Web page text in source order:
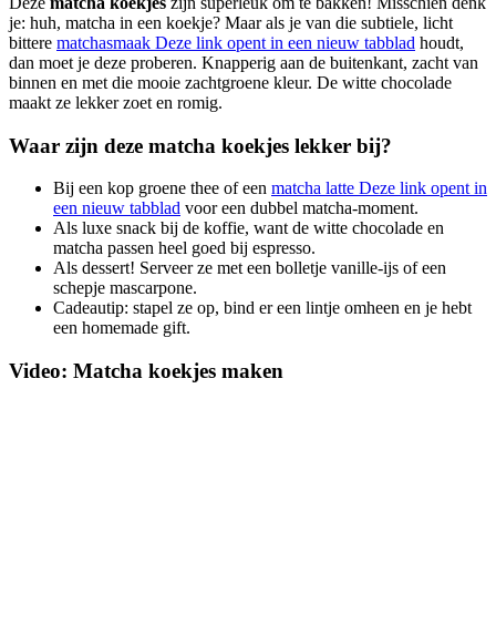
je: huh, matcha in een koekje? Maar als je van die subtiele, licht
bittere matchasmaak Deze link opent in een nieuw tabblad houdt,
dan moet je deze proberen. Knapperig aan de buitenkant, zacht van
binnen en met die mooie zachtgroene kleur. De witte chocolade
maakt ze lekker zoet en romig.
Waar zijn deze matcha koekjes lekker bij?
Bij een kop groene thee of een matcha latte Deze link opent in
een nieuw tabblad voor een dubbel matcha-moment.
Als luxe snack bij de koffie, want de witte chocolade en
matcha passen heel goed bij espresso.
Als dessert! Serveer ze met een bolletje vanille-ijs of een
schepje mascarpone.
Cadeautip: stapel ze op, bind er een lintje omheen en je hebt
een homemade gift.
Video: Matcha koekjes maken